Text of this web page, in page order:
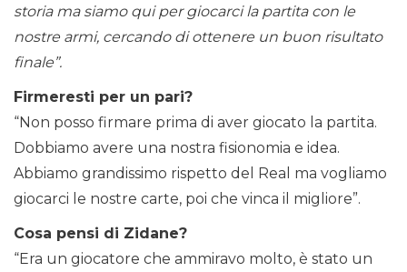
storia ma siamo qui per giocarci la partita con le
nostre armi, cercando di ottenere un buon risultato
finale”.
Firmeresti per un pari?
“Non posso firmare prima di aver giocato la partita.
Dobbiamo avere una nostra fisionomia e idea.
Abbiamo grandissimo rispetto del Real ma vogliamo
giocarci le nostre carte, poi che vinca il migliore”.
Cosa pensi di Zidane?
“Era un giocatore che ammiravo molto, è stato un